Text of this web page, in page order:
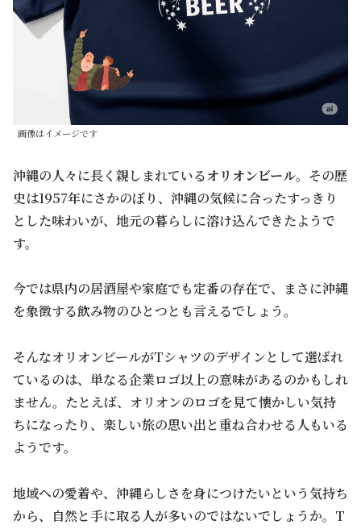
画像はイメージです
沖縄の人々に長く親しまれているオリオンビール。その歴
史は1957年にさかのぼり、沖縄の気候に合ったすっきり
とした味わいが、地元の暮らしに溶け込んできたようで
す。
今では県内の居酒屋や家庭でも定番の存在で、まさに沖縄
を象徴する飲み物のひとつとも言えるでしょう。
そんなオリオンビールがTシャツのデザインとして選ばれ
ているのは、単なる企業ロゴ以上の意味があるのかもしれ
ません。たとえば、オリオンのロゴを見て懐かしい気持
ちになったり、楽しい旅の思い出と重ね合わせる人もいる
ようです。
地域への愛着や、沖縄らしさを身につけたいという気持ち
から、自然と手に取る人が多いのではないでしょうか。T